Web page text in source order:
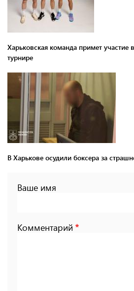
Харьковская команда примет участие
турнире
В Харькове осудили боксера за
Ваше имя
Комментарий